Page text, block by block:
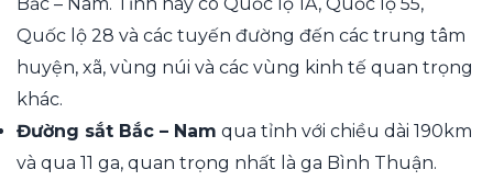
Quốc lộ 28 và các tuyến đường đến các trung tâm
huyện, xã, vùng núi và các vùng kinh tế quan trọng
khác.
Đường sắt Bắc – Nam qua tỉnh với chiều dài 190km
và qua 11 ga, quan trọng nhất là ga Bình Thuận.